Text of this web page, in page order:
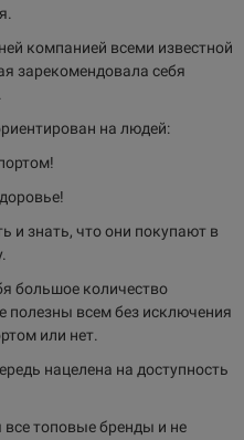
компанией всеми известной
зарекомендовала себя
на людей:
и знать, что они покупают в
большое количество
полезны всем без исключения
или нет.
нацелена на доступность
топовые бренды и не